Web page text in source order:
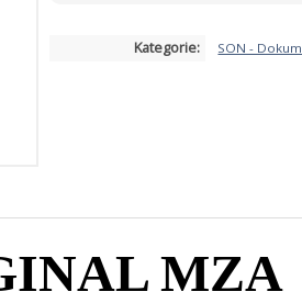
Kategorie: SON -
MZA